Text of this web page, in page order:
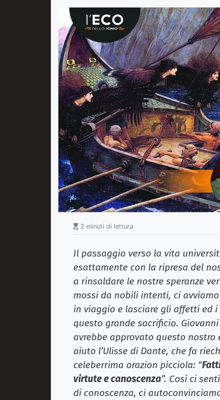
2 minuti di lettura
Il passaggio verso la vita
esattamente con la ripresa del
a rinsaldare le nostre speranze
mossi da nobili intenti, ci
in viaggio e lasciare gli affetti ed
questo grande sacrificio.
avrebbe approvato questo
aiuto l’Ulisse di Dante, che fa
celeberrima orazion picciola: “
virtute e canoscenza”. Così ci
di conoscenza, ci